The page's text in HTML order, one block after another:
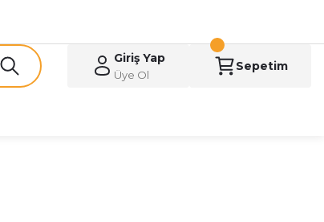
Giriş Yap
Üye Ol
Sepetim